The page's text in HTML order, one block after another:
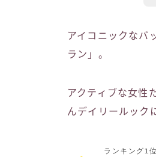
アイコニックなバ
ラン」。
アクティブな女性
んデイリールック
ランキング1位